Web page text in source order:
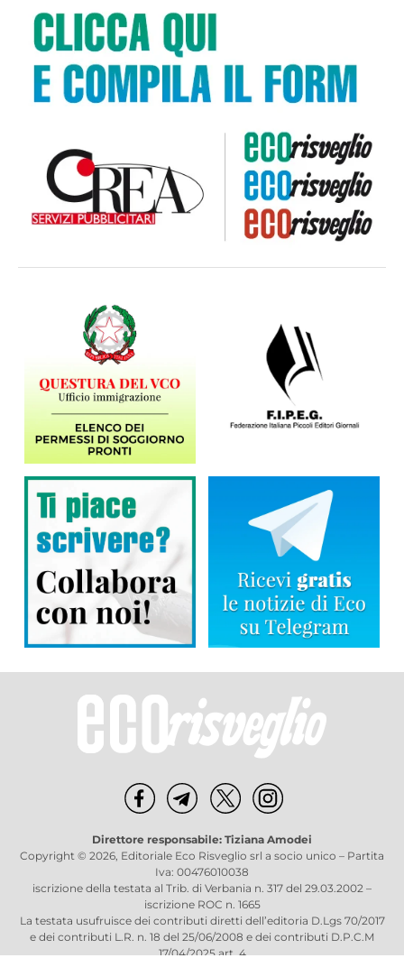
Direttore responsabile: Tiziana Amodei
Copyright © 2026, Editoriale Eco Risveglio srl a socio unico – Partita
Iva: 00476010038
iscrizione della testata al Trib. di Verbania n. 317 del 29.03.2002 –
iscrizione ROC n. 1665
La testata usufruisce dei contributi diretti dell’editoria D.Lgs 70/2017
e dei contributi L.R. n. 18 del 25/06/2008 e dei contributi D.P.C.M
17/04/2025 art. 4